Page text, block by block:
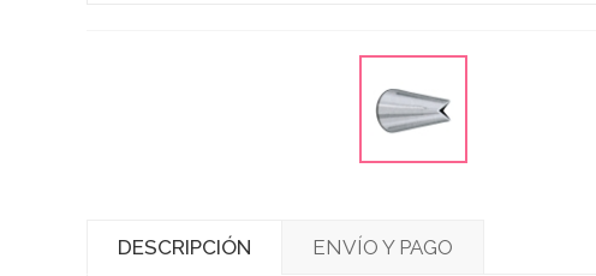
DESCRIPCIÓN ENVÍO Y PAGO